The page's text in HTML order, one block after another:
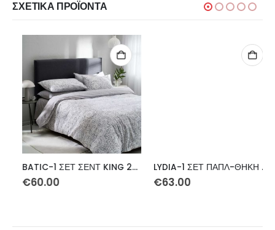
ΣΧΕΤΙΚΆ ΠΡΟΪΌΝΤΑ
BATIC-1 ΣΕΤ ΣΕΝΤ KING 270Χ270 4ΤΕΜ
60.00
LYDIA-1 ΣΕΤ ΠΑΠΛ-ΘΗΚΗ ΜΟΝΟ 170Χ240 2TEM (ΚΟΥΤΙ)
63.00